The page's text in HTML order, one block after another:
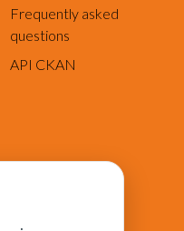
Frequently asked
questions
API CKAN